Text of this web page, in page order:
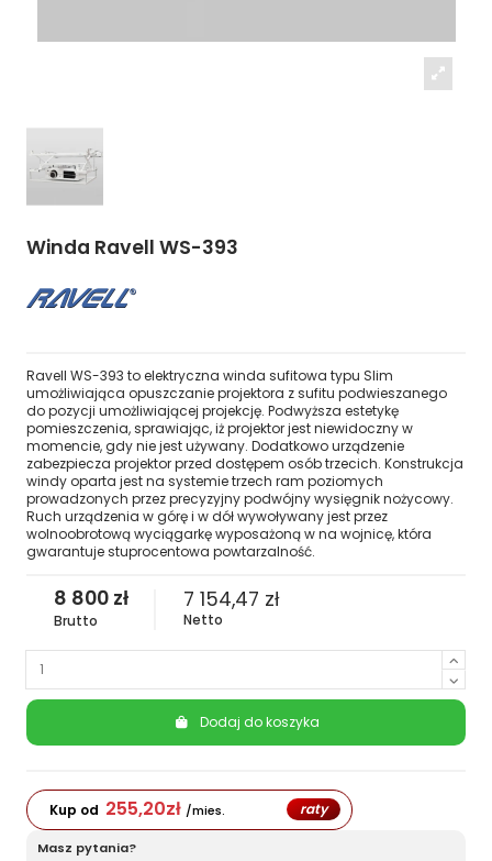
Winda Ravell WS-393
Ravell WS-393 to elektryczna winda sufitowa typu Slim
umożliwiająca opuszczanie projektora z sufitu podwieszanego
do pozycji umożliwiającej projekcję. Podwyższa estetykę
pomieszczenia, sprawiając, iż projektor jest niewidoczny w
momencie, gdy nie jest używany. Dodatkowo urządzenie
zabezpiecza projektor przed dostępem osób trzecich. Konstrukcja
windy oparta jest na systemie trzech ram poziomych
prowadzonych przez precyzyjny podwójny wysięgnik nożycowy.
Ruch urządzenia w górę i w dół wywoływany jest przez
wolnoobrotową wyciągarkę wyposażoną w na wojnicę, która
gwarantuje stuprocentowa powtarzalność.
8 800 zł
Brutto
7 154,47 zł
Netto
Dodaj do koszyka
Kup od 255,20zł /mies. raty
Masz pytania?